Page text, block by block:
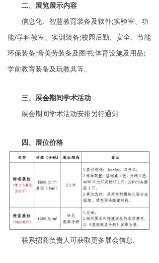
二、展览展示内容
信息化、智慧教育装备及软件;实验室、功
能/学科教室、实训装备;校园后勤、安全、节能
环保装备;音美劳装备及图书;体育设施及用品;
学前教育装备及玩教具等。
三、展会期间学术活动
展会期间学术活动安排另行通知
四、展位价格
联系招商负责人可获取更多展会信息。